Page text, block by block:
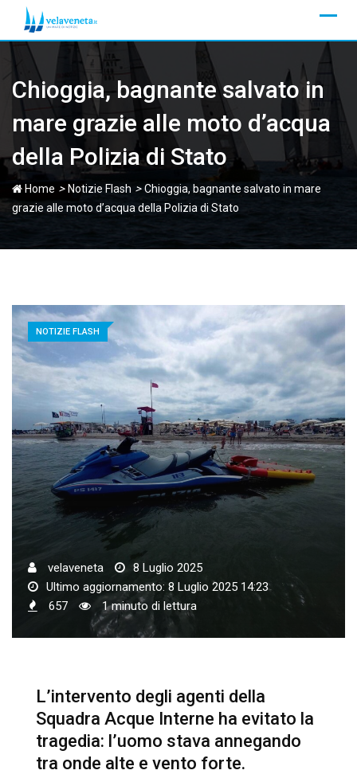
content
Chioggia, bagnante salvato in
mare grazie alle moto d’acqua
della Polizia di Stato
Home > Notizie Flash >Chioggia, bagnante salvato in mare
grazie alle moto d’acqua della Polizia di Stato
NOTIZIE FLASH
velaveneta
8 Luglio 2025
Ultimo aggiornamento: 8 Luglio 2025 14:23
657
1 minuto di lettura
L’intervento degli agenti della
Squadra Acque Interne ha evitato la
tragedia: l’uomo stava annegando
tra onde alte e vento forte.